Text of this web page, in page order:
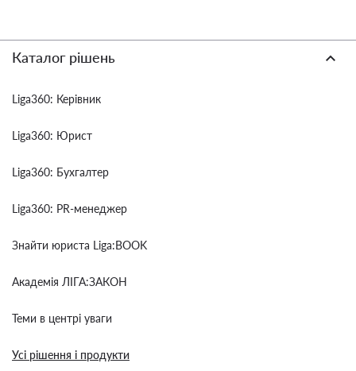
Каталог рішень
Liga360: Керівник
Liga360: Юрист
Liga360: Бухгалтер
Liga360: PR-менеджер
Знайти юриста Liga:BOOK
Академія ЛІГА:ЗАКОН
Теми в центрі уваги
Усі рішення і продукти